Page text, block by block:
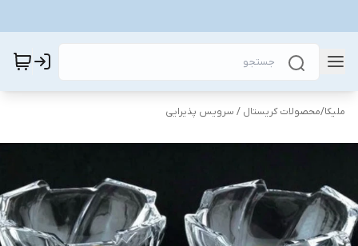
ملیکا/محصولات کریستال / سرویس پذیرایی